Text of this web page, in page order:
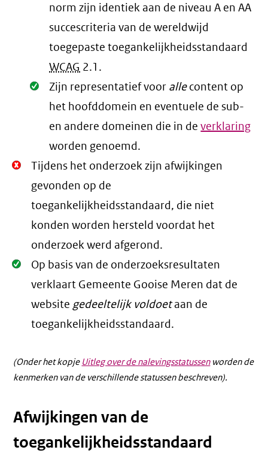
norm zijn identiek aan de niveau A en AA
succescriteria van de wereldwijd
toegepaste toegankelijkheidsstandaard
WCAG 2.1 .
Oké.
Zijn representatief voor allecontent op
het hoofddomein en eventuele de sub-
en andere domeinen die in deverklaring
worden genoemd.
Niet
Oké.
Tijdens het onderzoek zijn afwijkingen
gevonden op de
toegankelijkheidsstandaard, die niet
konden worden hersteld voordat het
onderzoek werd afgerond.
Oké.
Op basis van de onderzoeksresultaten
verklaart Gemeente Gooise Meren dat de
websitegedeeltelijk voldoetaan de
toegankelijkheidsstandaard.
(Onder het kopje Uitleg over de nalevingsstatussenworden de
kenmerken van de verschillende statussen beschreven).
Afwijkingen van de
toegankelijkheidsstandaard